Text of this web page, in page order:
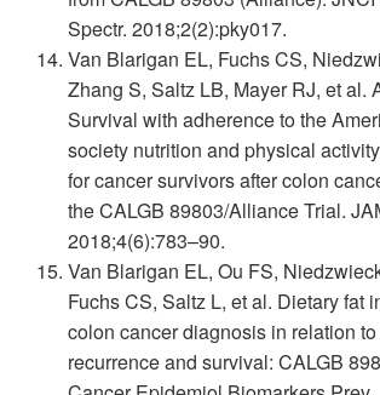
Spectr. 2018;2(2):pky017.
Van Blarigan EL, Fuchs CS,
Zhang S, Saltz LB, Mayer RJ, et al.
Survival with adherence to the
society nutrition and physical
for cancer survivors after colon
the CALGB 89803/Alliance Trial.
2018;4(6):783–90.
Van Blarigan EL, Ou FS,
Fuchs CS, Saltz L, et al. Dietary fat
colon cancer diagnosis in relation
recurrence and survival: CALGB